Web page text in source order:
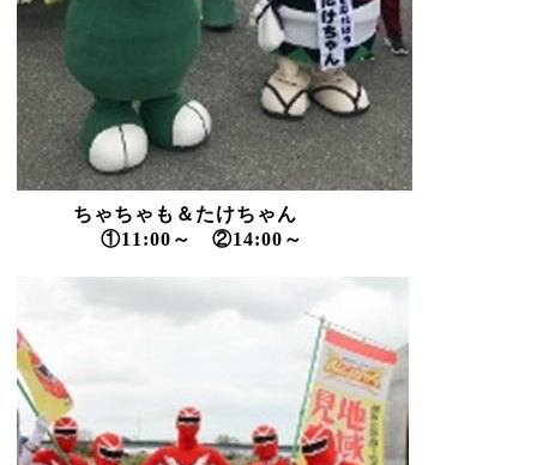
ちゃちゃも＆たけちゃん
①11:00 ～ ②14:00 ～